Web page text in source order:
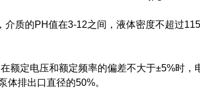
的PH值在3-12之间，液体密度不超过
电压和额定频率的偏差不大于±5%时，电
排出口直径的50%。